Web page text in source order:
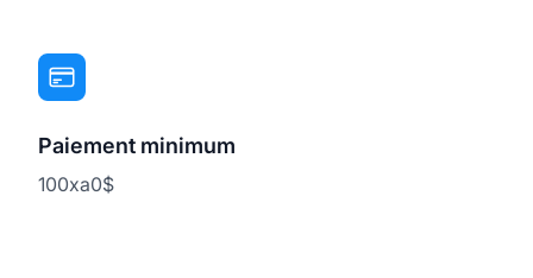
Paiement minimum
100xa0$